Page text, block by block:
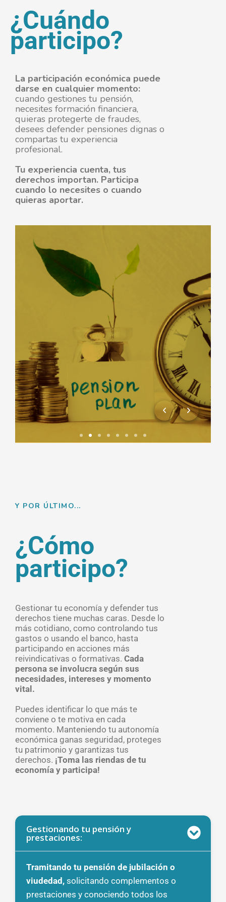
¿Cuándo
participo?
La participación económica puede
darse en cualquier momento:
cuando gestiones tu pensión,
necesites formación financiera,
quieras protegerte de fraudes,
desees defender pensiones dignas o
compartas tu experiencia
profesional.
Tu experiencia cuenta, tus
derechos importan. Participa
cuando lo necesites o cuando
quieras aportar.
viudedad o cualquier prestación, es el
momento de informarte sobre tus
derechos, conocer los trámites
necesarios y asegurarte de recibir todo
lo que te corresponde.
Y POR ÚLTIMO...
¿Cómo
participo?
Gestionar tu economía y defender tus
derechos tiene muchas caras. Desde lo
más cotidiano, como controlando tus
gastos o usando el banco, hasta
participando en acciones más
reivindicativas o formativas. Cada
persona se involucra según sus
necesidades, intereses y momento
vital.
Puedes identificar lo que más te
conviene o te motiva en cada
momento. Manteniendo tu autonomía
económica ganas seguridad, proteges
tu patrimonio y garantizas tus
derechos. ¡Toma las riendas de tu
economía y participa!
Gestionando tu pensión y
prestaciones:
Tramitando tu pensión de jubilación o
viudedad, solicitando complementos o
prestaciones y conociendo todos los